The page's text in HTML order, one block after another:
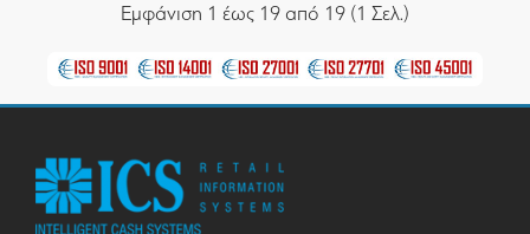
Εμφάνιση 1 έως 19 από 19 (1 Σελ.)